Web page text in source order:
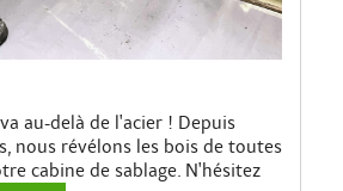
au-delà de l'acier ! Depuis
nous révélons les bois de toutes
cabine de sablage. N'hésitez